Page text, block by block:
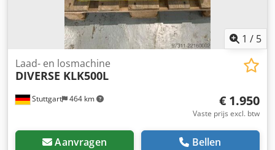
1 / 5
Stuttgart 464 km
Laad- en losmachine
DIVERSE KLK500L
€ 1.950
Vaste prijs excl. btw
Aanvragen Bellen